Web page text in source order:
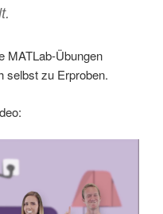
MATLab-Übungen
selbst zu Erproben.